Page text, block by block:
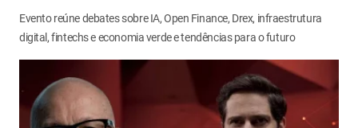
Evento reúne debates sobre IA, Open Finance, Drex, infraestrutura
digital, fintechs e economia verde e tendências para o futuro